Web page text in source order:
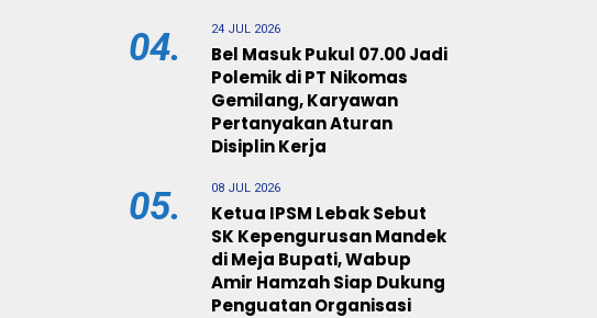
04. 24 JUL 2026
Bel Masuk Pukul 07.00 Jadi
Polemik di PT Nikomas
Gemilang, Karyawan
Pertanyakan Aturan
Disiplin Kerja
05. 08 JUL 2026
Ketua IPSM Lebak Sebut
SK Kepengurusan Mandek
di Meja Bupati, Wabup
Amir Hamzah Siap Dukung
Penguatan Organisasi